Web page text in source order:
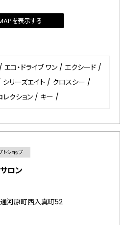
を表示する
/ エコ・ドライブ ワン / エクシード /
シリーズエイト / クロスシー /
レクション / キー /
トショップ
ロン
河原町西入真町52